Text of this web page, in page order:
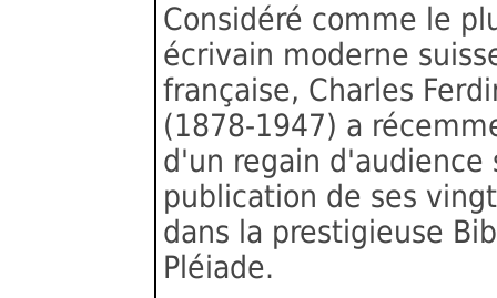
Considéré comme le
écrivain moderne
française, Charles
(1878-1947) a
d'un regain d'audience
publication de ses
dans la prestigieuse
Pléiade.